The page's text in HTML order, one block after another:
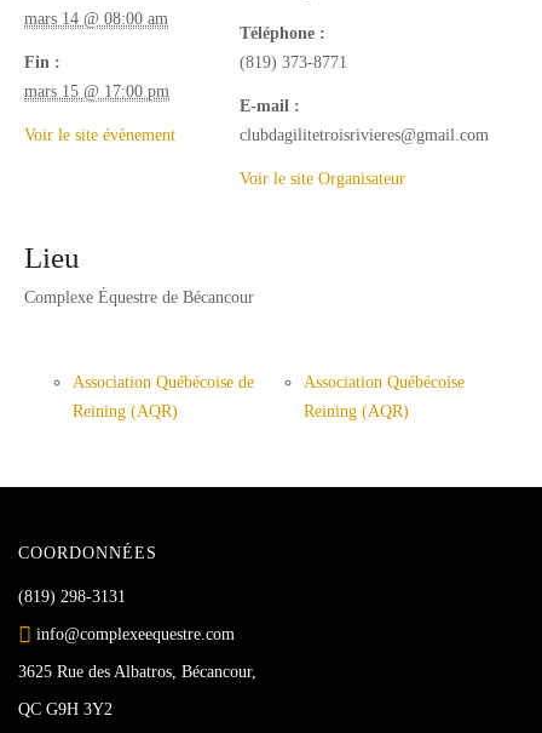
CONTACT
COMMANDITAIRES
mars 14 @ 08:00 am
Fin :
mars 15 @ 17:00 pm
Voir le site évènement
Lieu
Complexe Équestre de Bécancour
Téléphone :
(819) 373-8771
E-mail :
clubdagilitetroisrivieres@gmail.com
Voir le site Organisateur
Association Québécoise de
Reining (AQR)
Association Québécoise
Reining (AQR)
COORDONNÉES
(819) 298-3131
info@complexeequestre.com
3625 Rue des Albatros, Bécancour,
QC G9H 3Y2